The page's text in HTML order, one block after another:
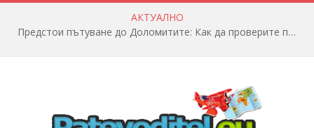
АКТУАЛНО
Предстои пътуване до Доломитите: Как да проверите полетната информация?